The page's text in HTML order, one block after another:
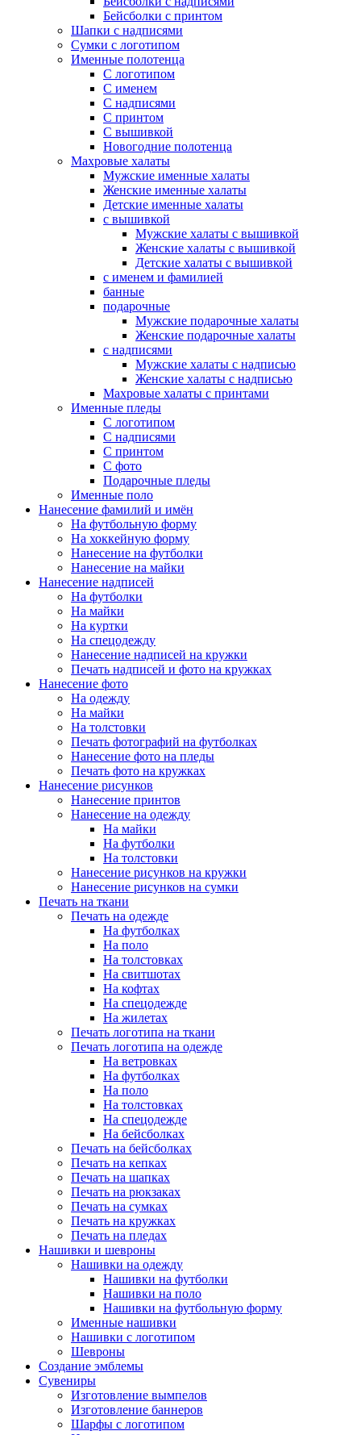
Бейсболки с принтом
Шапки с надписями
Сумки с логотипом
Именные полотенца
С логотипом
С именем
С надписями
С принтом
С вышивкой
Новогодние полотенца
Махровые халаты
Мужские именные халаты
Женские именные халаты
Детские именные халаты
с вышивкой
Мужские халаты с вышивкой
Женские халаты с вышивкой
Детские халаты с вышивкой
с именем и фамилией
банные
подарочные
Мужские подарочные халаты
Женские подарочные халаты
с надписями
Мужские халаты с надписью
Женские халаты с надписью
Махровые халаты с принтами
Именные пледы
С логотипом
С надписями
С принтом
С фото
Подарочные пледы
Именные поло
Нанесение фамилий и имён
На футбольную форму
На хоккейную форму
Нанесение на футболки
Нанесение на майки
Нанесение надписей
На футболки
На майки
На куртки
На спецодежду
Нанесение надписей на кружки
Печать надписей и фото на кружках
Нанесение фото
На одежду
На майки
На толстовки
Печать фотографий на футболках
Нанесение фото на пледы
Печать фото на кружках
Нанесение рисунков
Нанесение принтов
Нанесение на одежду
На майки
На футболки
На толстовки
Нанесение рисунков на кружки
Нанесение рисунков на сумки
Печать на ткани
Печать на одежде
На футболках
На поло
На толстовках
На свитшотах
На кофтах
На спецодежде
На жилетах
Печать логотипа на ткани
Печать логотипа на одежде
На ветровках
На футболках
На поло
На толстовках
На спецодежде
На бейсболках
Печать на бейсболках
Печать на кепках
Печать на шапках
Печать на рюкзаках
Печать на сумках
Печать на кружках
Печать на пледах
Нашивки и шевроны
Нашивки на одежду
Нашивки на футболки
Нашивки на поло
Нашивки на футбольную форму
Именные нашивки
Нашивки с логотипом
Шевроны
Создание эмблемы
Сувениры
Изготовление вымпелов
Изготовление баннеров
Шарфы с логотипом